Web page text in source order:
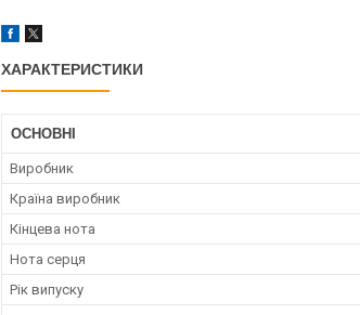
ХАРАКТЕРИСТИКИ
ОСНОВНІ
Виробник
Країна виробник
Кінцева нота
Нота серця
Рік випуску